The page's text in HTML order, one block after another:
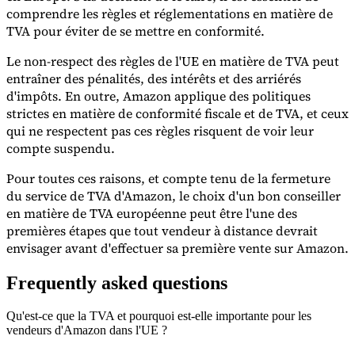
comprendre les règles et réglementations en matière de
TVA pour éviter de se mettre en conformité.
Le non-respect des règles de l'UE en matière de TVA peut
entraîner des pénalités, des intérêts et des arriérés
d'impôts. En outre, Amazon applique des politiques
strictes en matière de conformité fiscale et de TVA, et ceux
qui ne respectent pas ces règles risquent de voir leur
compte suspendu.
Pour toutes ces raisons, et compte tenu de la fermeture
du service de TVA d'Amazon, le choix d'un bon conseiller
en matière de TVA européenne peut être l'une des
premières étapes que tout vendeur à distance devrait
envisager avant d'effectuer sa première vente sur Amazon.
Frequently asked questions
Qu'est-ce que la TVA et pourquoi est-elle importante pour les
vendeurs d'Amazon dans l'UE ?